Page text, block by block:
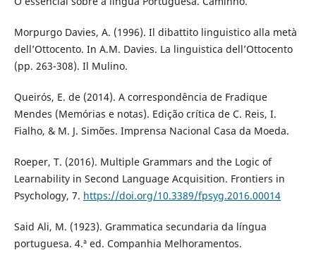
Morpurgo Davies, A. (1996). Il dibattito linguistico alla metà
dell’Ottocento. In A.M. Davies. La linguistica dell’Ottocento
(pp. 263-308). Il Mulino.
Queirós, E. de (2014). A correspondência de Fradique
Mendes (Memórias e notas). Edição crítica de C. Reis, I.
Fialho, & M. J. Simões. Imprensa Nacional Casa da Moeda.
Roeper, T. (2016). Multiple Grammars and the Logic of
Learnability in Second Language Acquisition. Frontiers in
Psychology, 7. https://doi.org/10.3389/fpsyg.2016.00014
Said Ali, M. (1923). Grammatica secundaria da língua
portuguesa. 4.ª ed. Companhia Melhoramentos.